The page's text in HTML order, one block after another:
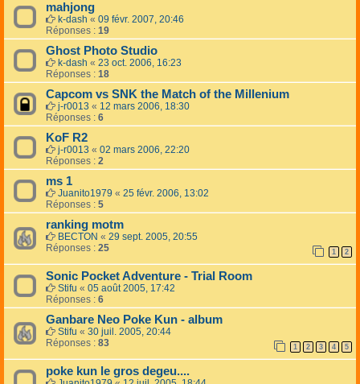
mahjong
k-dash « 09 févr. 2007, 20:46
Réponses : 19
Ghost Photo Studio
k-dash « 23 oct. 2006, 16:23
Réponses : 18
Capcom vs SNK the Match of the Millenium
j-r0013 « 12 mars 2006, 18:30
Réponses : 6
KoF R2
j-r0013 « 02 mars 2006, 22:20
Réponses : 2
ms 1
Juanito1979 « 25 févr. 2006, 13:02
Réponses : 5
ranking motm
BECTON « 29 sept. 2005, 20:55
Réponses : 25 1 2
Sonic Pocket Adventure - Trial Room
Stifu « 05 août 2005, 17:42
Réponses : 6
Ganbare Neo Poke Kun - album
Stifu « 30 juil. 2005, 20:44
Réponses : 83 1 2 3 4 5
poke kun le gros degeu....